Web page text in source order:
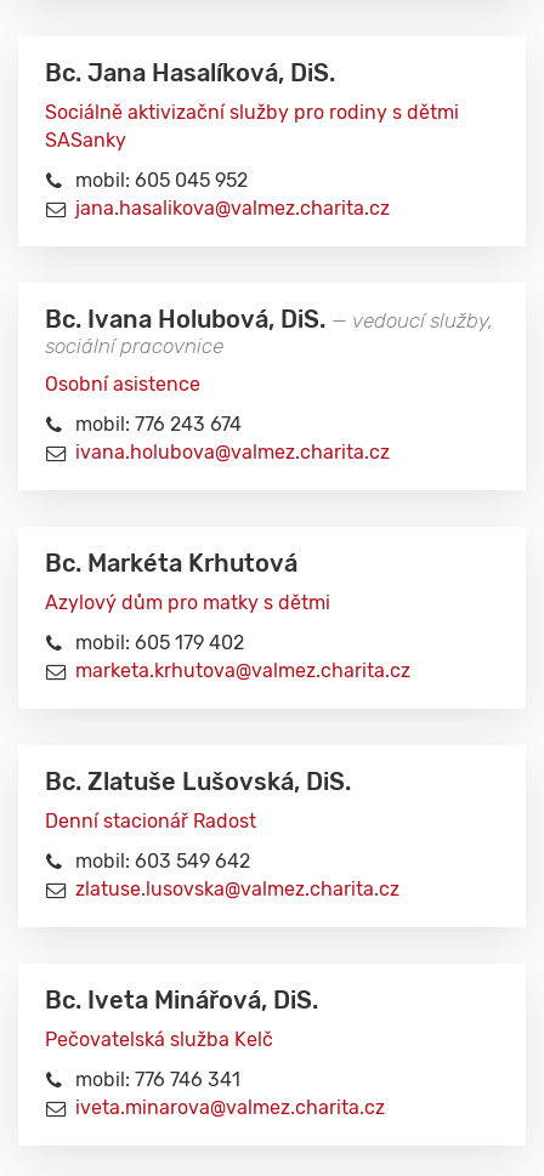
Bc. Jana Hasalíková, DiS.
Sociálně aktivizační služby pro rodiny s dětmi
SASanky
mobil: 605 045 952
jana.hasalikova@valmez.charita.cz
Bc. Ivana Holubová, DiS. — vedoucí služby,
sociální pracovnice
Osobní asistence
mobil: 776 243 674
ivana.holubova@valmez.charita.cz
Bc. Markéta Krhutová
Azylový dům pro matky s dětmi
mobil: 605 179 402
marketa.krhutova@valmez.charita.cz
Bc. Zlatuše Lušovská, DiS.
Denní stacionář Radost
mobil: 603 549 642
zlatuse.lusovska@valmez.charita.cz
Bc. Iveta Minářová, DiS.
Pečovatelská služba Kelč
mobil: 776 746 341
iveta.minarova@valmez.charita.cz